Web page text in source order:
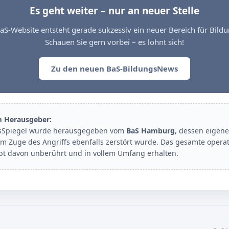
Es geht weiter – nur an neuer Stelle
Website entsteht gerade sukzessiv ein neuer Bereich für
Schauen Sie gern vorbei – es lohnt sich!
Zu den neuen BaS-BildungsNews
Herausgeber:
wurde herausgegeben vom BaS Hamburg, dessen
Zuge des Angriffs ebenfalls zerstört wurde. Das gesamte
davon unberührt und in vollem Umfang erhalten.